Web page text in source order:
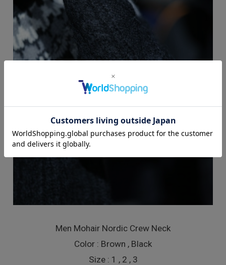
Men Mohair Nordic Crew Neck
Color : Brown , Black
Size : 1 , 2 , 3